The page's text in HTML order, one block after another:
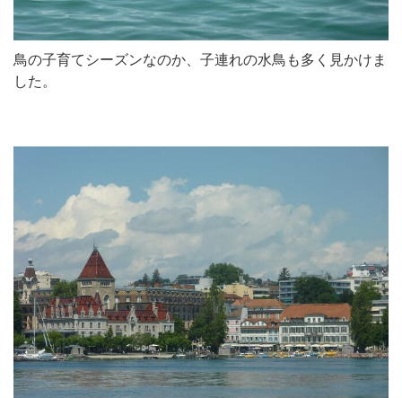
鳥の子育てシーズンなのか、子連れの水鳥も多く見かけま
した。